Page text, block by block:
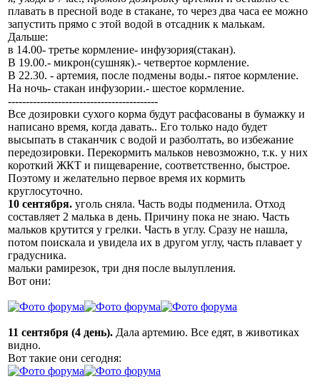
плавать в пресной воде в стакане, то через два часа ее можно
запустить прямо с этой водой в отсадник к малькам.
Дальше:
в 14.00- третье кормление- инфузория(стакан).
В 19.00.- микрон(сушняк).- четвертое кормление.
В 22.30. - артемия, после подмены воды.- пятое кормление.
На ночь- стакан инфузории.- шестое кормление.
------------------------------------------
Все дозировки сухого корма будут расфасованы в бумажку и
написано время, когда давать.. Его только надо будет
высыпать в стаканчик с водой и разболтать, во избежание
передозировки. Перекормить мальков невозможно, т.к. у них
короткий ЖКТ и пищеварение, соответственно, быстрое.
Поэтому и желательно первое время их кормить
круглосуточно.
10 сентября. уголь сняла. Часть воды подменила. Отход
составляет 2 малька в день. Причину пока не знаю. Часть
мальков крутится у грелки. Часть в углу. Сразу не нашла,
потом поискала и увидела их в другом углу, часть плавает у
градусника.
мальки рамирезок, три дня после вылупления.
Вот они:
11 сентября (4 день). Дала артемию. Все едят, в животиках
видно.
Вот такие они сегодня: